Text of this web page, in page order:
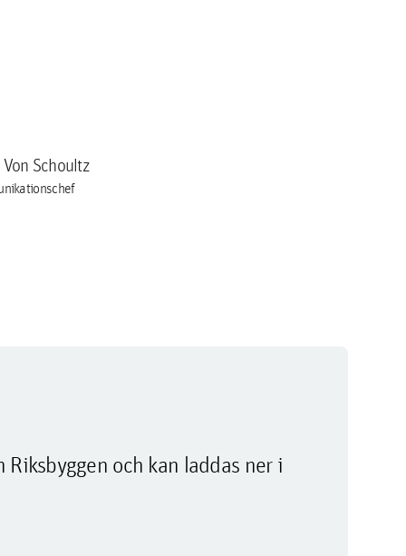
Schoultz
och kan laddas ner i